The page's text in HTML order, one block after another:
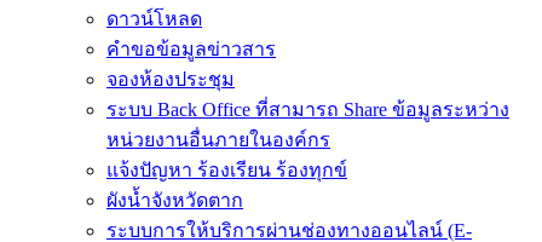
ดาวน์โหลด
คำขอข้อมูลข่าวสาร
จองห้องประชุม
ระบบ Back Office ที่สามารถ Share ข้อมูลระหว่าง
หน่วยงานอื่นภายในองค์กร
แจ้งปัญหา ร้องเรียน ร้องทุกข์
ผังน้ำจังหวัดตาก
ระบบการให้บริการผ่านช่องทางออนไลน์ (E-